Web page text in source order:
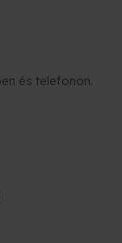
és telefonon.